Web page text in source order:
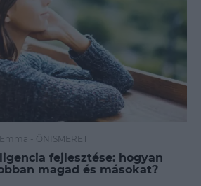
Emma - ÖNISMERET
fejlesztése: hogyan
magad és másokat?